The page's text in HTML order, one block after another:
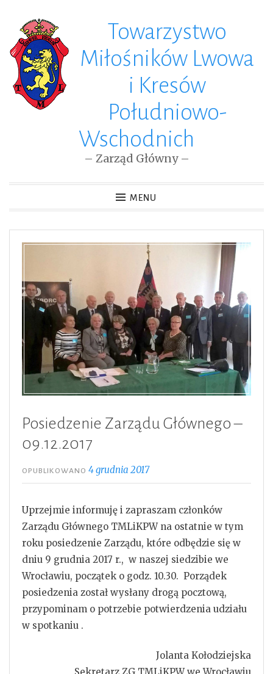
content
Towarzystwo
Miłośników Lwowa
i Kresów
Południowo-
Wschodnich
– Zarząd Główny –
MENU
Posiedzenie Zarządu Głównego –
09.12.2017
OPUBLIKOWANO4 grudnia 2017
Uprzejmie informuję i zapraszam członków
Zarządu Głównego TMLiKPW na ostatnie w tym
roku posiedzenie Zarządu, które odbędzie się w
dniu 9 grudnia 2017 r., w naszej siedzibie we
Wrocławiu, początek o godz. 10.30. Porządek
posiedzenia został wysłany drogą pocztową,
przypominam o potrzebie potwierdzenia udziału
w spotkaniu .
Jolanta Kołodziejska